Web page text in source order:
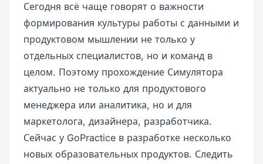
Сегодня всё чаще говорят о важности
формирования культуры работы с данными и
продуктовом мышлении не только у
отдельных специалистов, но и команд в
целом. Поэтому прохождение Симулятора
актуально не только для продуктового
менеджера или аналитика, но и для
маркетолога, дизайнера, разработчика.
Сейчас у GoPractice в разработке несколько
новых образовательных продуктов. Следить